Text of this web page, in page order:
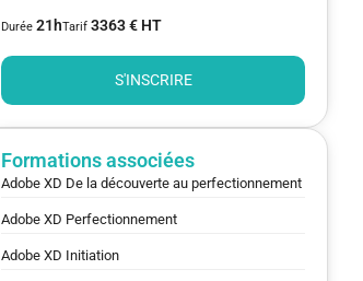
Durée 21hTarif 3363 € HT
S'INSCRIRE
Formations associées
Adobe XD De la découverte au perfectionnement
Adobe XD Perfectionnement
Adobe XD Initiation